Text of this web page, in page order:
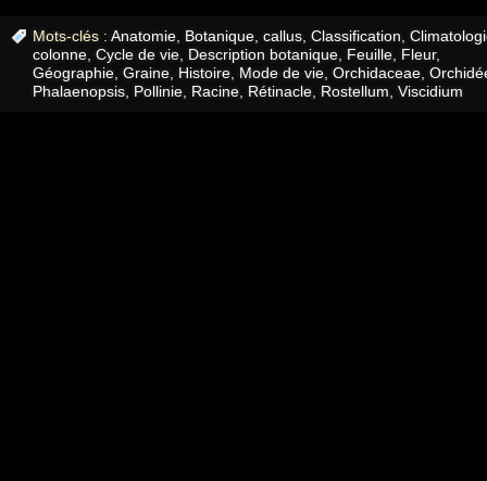
Mots-clés : Anatomie Botanique callus Classification
colonne Cycle de vie Description botanique Feuille Fleur,
Géographie Graine Histoire Mode de vie Orchidaceae
Phalaenopsis Pollinie Racine Rétinacle Rostellum Viscidium